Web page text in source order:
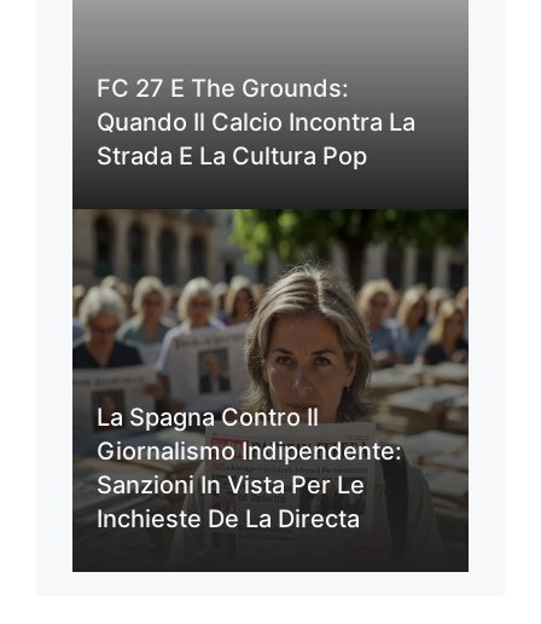
FC 27 E The Grounds:
Quando Il Calcio Incontra La
Strada E La Cultura Pop
La Spagna Contro Il
Giornalismo Indipendente:
Sanzioni In Vista Per Le
Inchieste De La Directa